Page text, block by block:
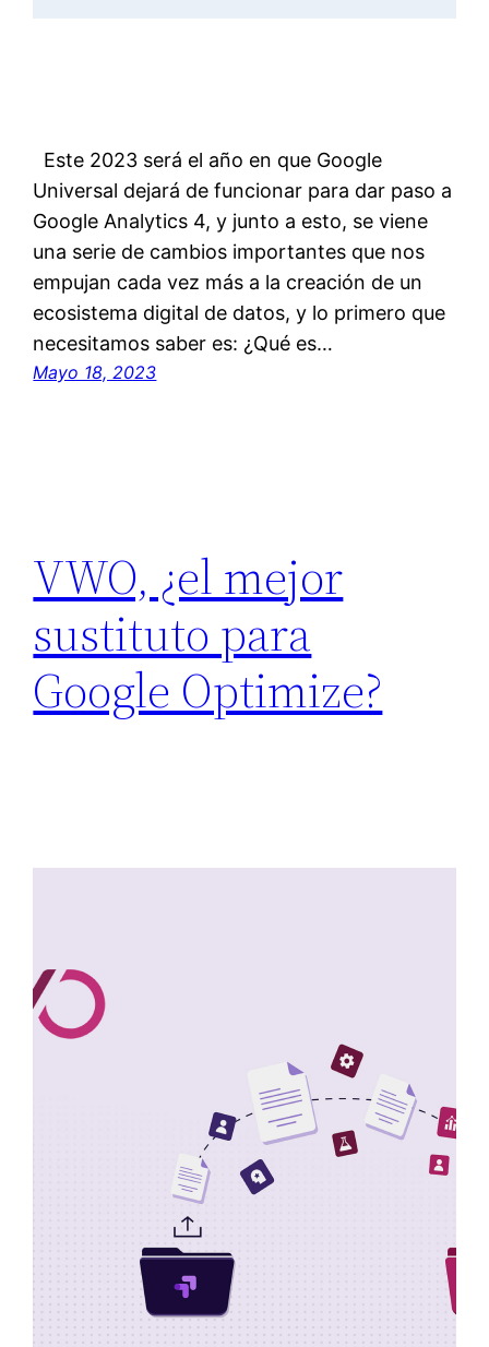
Este 2023 será el año en que Google
Universal dejará de funcionar para dar paso a
Google Analytics 4, y junto a esto, se viene
una serie de cambios importantes que nos
empujan cada vez más a la creación de un
ecosistema digital de datos, y lo primero que
necesitamos saber es: ¿Qué es…
Mayo 18, 2023
VWO, ¿el mejor
sustituto para
Google Optimize?